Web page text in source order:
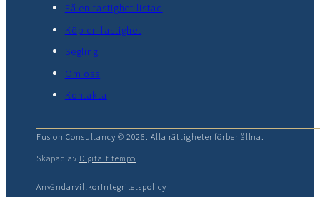
Få en fastighet listad
Köp en fastighet
Segling
Om oss
Kontakta
Fusion Consultancy © 2026. Alla rättigheter förbehållna.
Skapad av Digitalt tempo
AnvändarvillkorIntegritetspolicy